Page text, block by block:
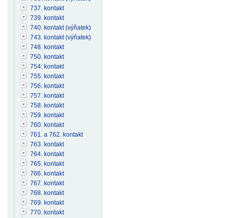
737. kontakt
739. kontakt
740. kontakt (výňatek)
743. kontakt (výňatek)
748. kontakt
750. kontakt
754. kontakt
755. kontakt
756. kontakt
757. kontakt
758. kontakt
759. kontakt
760. kontakt
761. a 762. kontakt
763. kontakt
764. kontakt
765. kontakt
766. kontakt
767. kontakt
768. kontakt
769. kontakt
770. kontakt